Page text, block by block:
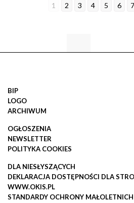
1 2 3 4 5 6 7
BIP
LOGO
ARCHIWUM
OGŁOSZENIA
NEWSLETTER
POLITYKA COOKIES
DLA NIESŁYSZĄCYCH
DEKLARACJA DOSTĘPNOŚCI DLA
WWW.OKIS.PL
STANDARDY OCHRONY MAŁOLETNICH